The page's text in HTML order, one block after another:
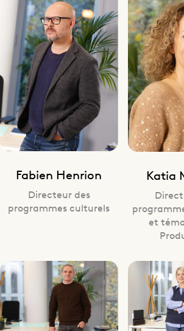
Fabien Henrion
Directeur des
programmes culturels
Katia
et